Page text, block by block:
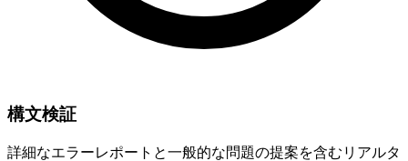
構文検証
詳細なエラーレポートと一般的な問題の提案を含むリアルタ